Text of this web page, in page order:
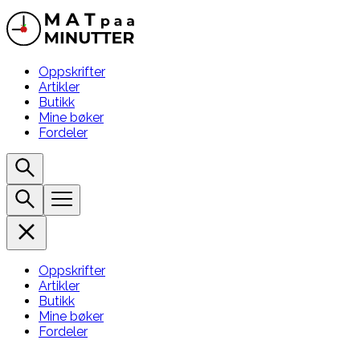
Oppskrifter
Artikler
Butikk
Mine bøker
Fordeler
Oppskrifter
Artikler
Butikk
Mine bøker
Fordeler